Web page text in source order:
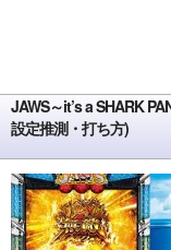
JAWS～it’s a SHARK
設定推測・打ち方)